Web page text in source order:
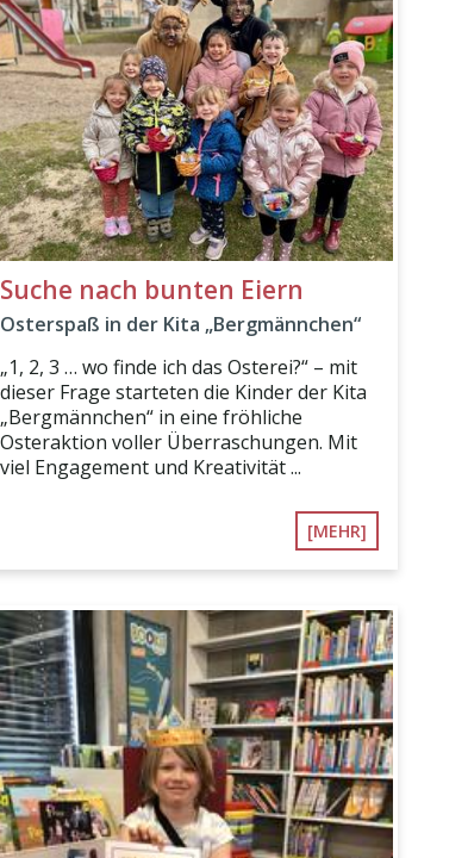
Suche nach bunten Eiern
Osterspaß in der Kita „Bergmännchen“
„1, 2, 3 … wo finde ich das Osterei?“ – mit
dieser Frage starteten die Kinder der Kita
„Bergmännchen“ in eine fröhliche
Osteraktion voller Überraschungen. Mit
viel Engagement und Kreativität ...
[MEHR]